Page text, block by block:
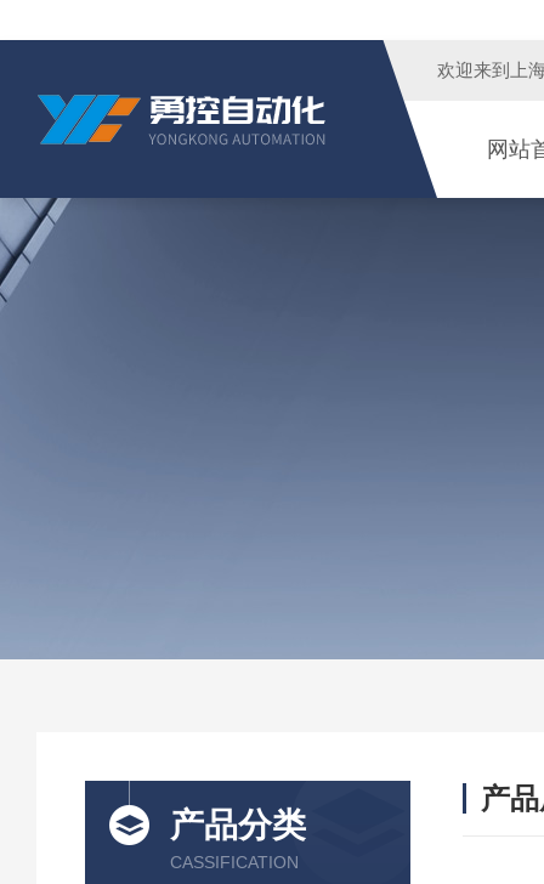
欢迎来到 上
网站
产品分类
CASSIFICATION
产